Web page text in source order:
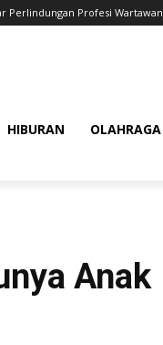
Perlindungan Profesi Wartawan
HIBURAN OLAHRAGA
Anak